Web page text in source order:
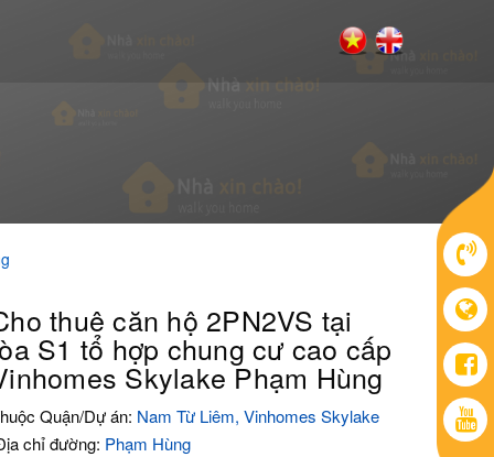
thuê căn hộ 2PN2VS tại
S1 tổ hợp chung cư cao cấp
Skylake Phạm Hùng
Quận/Dự án: Nam Từ Liêm, Vinhomes Skylake
chỉ đường: Phạm Hùng